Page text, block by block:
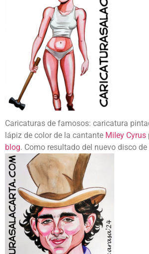
Caricaturas de famosos: caricatura
lápiz de color de la cantante Miley Cyrus
blog. Como resultado del nuevo disco